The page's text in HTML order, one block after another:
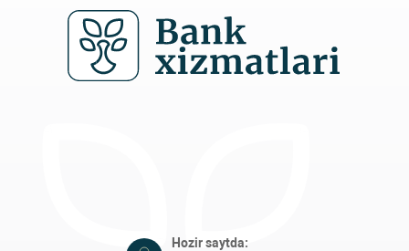
ro'yhatdan o'tganlar - 0